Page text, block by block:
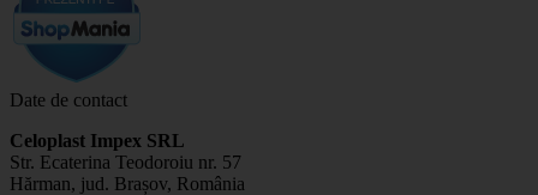
Date de contact
Celoplast Impex SRL
Str. Ecaterina Teodoroiu nr. 57
Hărman, jud. Brașov, România